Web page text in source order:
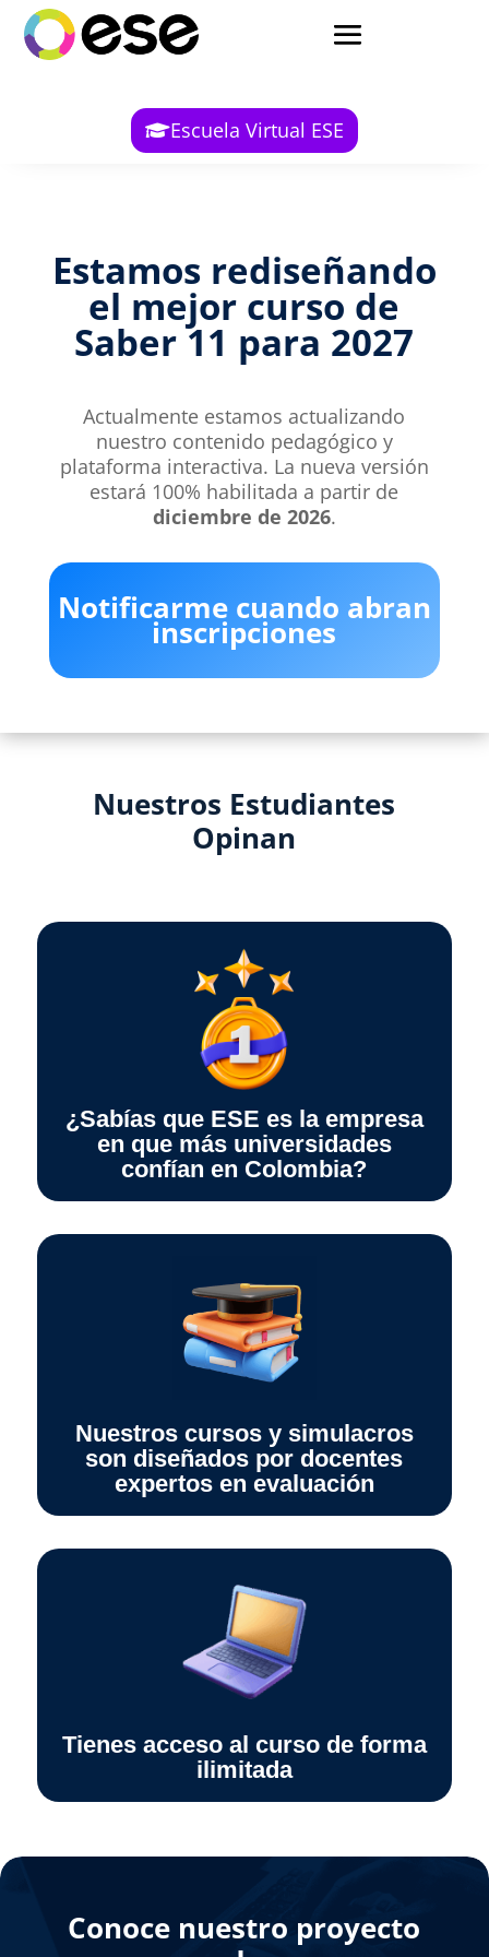
Escuela Virtual ESE
Estamos rediseñando
el mejor curso de
Saber 11 para 2027
Actualmente estamos actualizando
nuestro contenido pedagógico y
plataforma interactiva. La nueva versión
estará 100% habilitada a partir de
diciembre de 2026.
Notificarme cuando abran
inscripciones
Nuestros Estudiantes
Opinan
¿Sabías que ESE es la empresa
en que más universidades
confían en Colombia?
Nuestros cursos y simulacros
son diseñados por docentes
expertos en evaluación
Tienes acceso al curso de forma
ilimitada
Conoce nuestro proyecto